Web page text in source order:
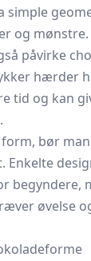
simple
og mønstre.
påvirke
hærder
tid og kan
bør
begyndere,
øvelse